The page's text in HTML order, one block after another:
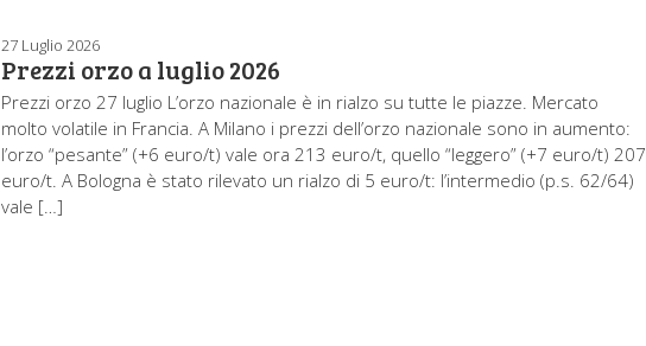
27 Luglio 2026
Prezzi orzo a luglio 2026
Prezzi orzo 27 luglio L’orzo nazionale è in rialzo su tutte le piazze. Mercato
molto volatile in Francia. A Milano i prezzi dell’orzo nazionale sono in aumento:
l’orzo “pesante” (+6 euro/t) vale ora 213 euro/t, quello “leggero” (+7 euro/t) 207
euro/t. A Bologna è stato rilevato un rialzo di 5 euro/t: l’intermedio (p.s. 62/64)
vale […]